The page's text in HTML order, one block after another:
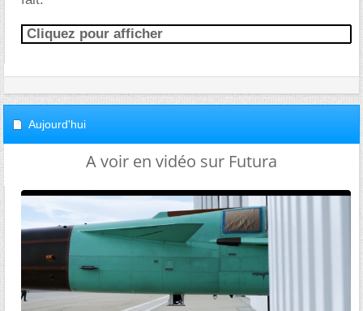
Cliquez pour afficher
Aujourd'hui
A voir en vidéo sur Futura